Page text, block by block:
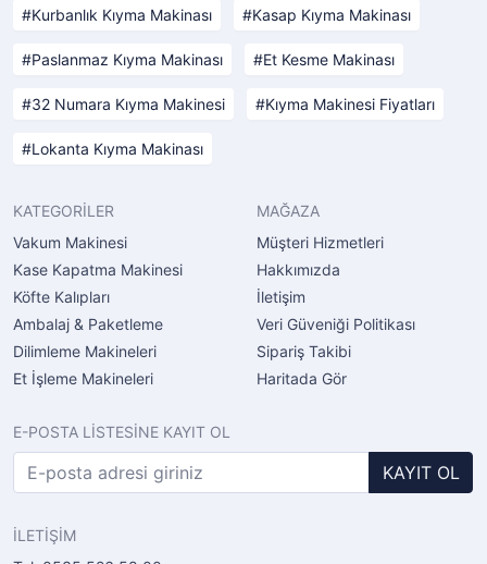
Kurbanlık Kıyma Makinası Kasap Kıyma Makinası
Paslanmaz Kıyma Makinası Et Kesme Makinası
32 Numara Kıyma Makinesi Kıyma Makinesi Fiyatları
Lokanta Kıyma Makinası
KATEGORİLER
Vakum Makinesi
Kase Kapatma Makinesi
Köfte Kalıpları
Ambalaj & Paketleme
Dilimleme Makineleri
Et İşleme Makineleri
MAĞAZA
Müşteri Hizmetleri
Hakkımızda
İletişim
Veri Güveniği Politikası
Sipariş Takibi
Haritada Gör
E-POSTA LİSTESİNE KAYIT OL
KAYIT OL
İLETİŞİM